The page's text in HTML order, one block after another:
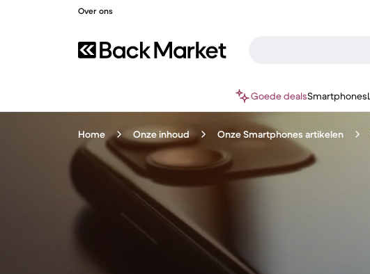
Over ons
Goede dealsSmartphones
Home Onze inhoud Onze Smartphones artikelen